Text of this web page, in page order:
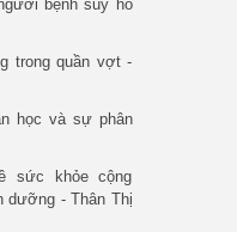
bệnh suy hô
trong quần vợt -
học và sự phân
sức khỏe cộng
dưỡng - Thân Thị